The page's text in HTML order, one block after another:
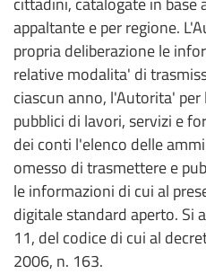
appaltante e per regione.
propria deliberazione le
relative modalita' di
ciascun anno, l'Autorita'
pubblici di lavori, servizi e
dei conti l'elenco delle
omesso di trasmettere e
le informazioni di cui al
digitale standard aperto. Si
11, del codice di cui al
2006, n. 163.